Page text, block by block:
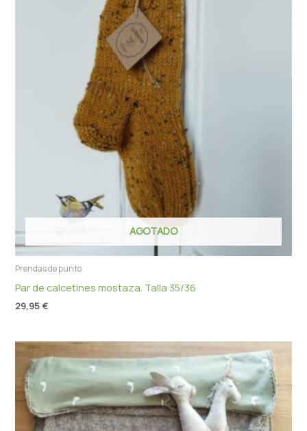
AGOTADO
Prendas de punto
Par de calcetines mostaza. Talla 35/36
29,95 €